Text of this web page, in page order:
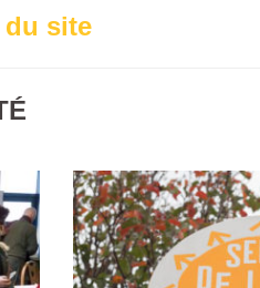
site